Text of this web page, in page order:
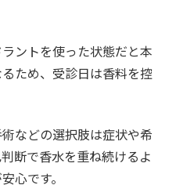
ントを使った状態だと本
ため、受診日は香料を控
などの選択肢は症状や希
断で香水を重ね続けるよ
心です。